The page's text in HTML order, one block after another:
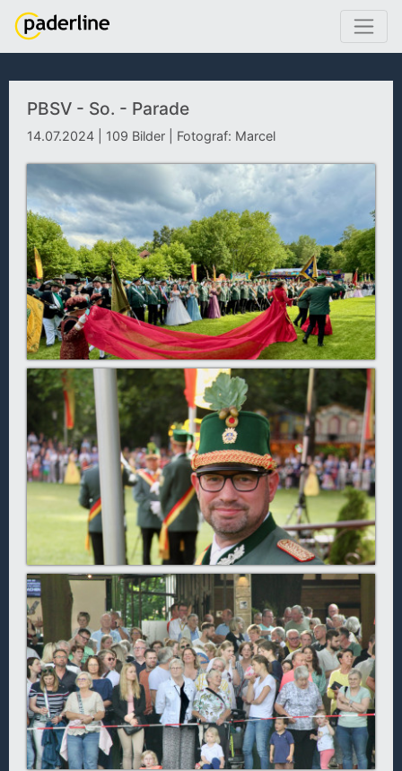
PBSV - So. - Parade
14.07.2024 | 109 Bilder | Fotograf: Marcel